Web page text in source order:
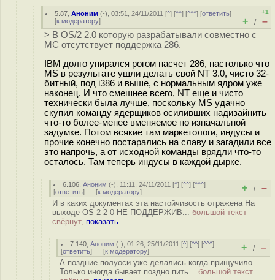
5.87 ,Аноним (-), 03:51, 24/11/2011 [^] [^^] [^^^] [ответить]
[к модератору]
+1
+ / –
> В OS/2 2.0 которую разрабатывали совместно с
МС отсутствует поддержка 286.
IBM долго упирался рогом насчет 286, настолько что
MS в результате ушли делать свой NT 3.0, чисто 32-
битный, под i386 и выше, с нормальным ядром уже
наконец. И что смешнее всего, NT еще и чисто
технически была лучше, поскольку MS удачно
скупил команду ядерщиков осиливших надизайнить
что-то более-менее вменяемое по изначальной
задумке. Потом всякие там маркетологи, индусы и
прочие конечно постарались на славу и загадили все
это напрочь, а от исходной команды врядли что-то
осталось. Там теперь индусы в каждой дырке.
6.106 ,Аноним (-), 11:11, 24/11/2011 [^] [^^] [^^^]
[ответить] [к модератору] + / –
И в каких документах эта настойчивость отражена На
выходе OS 2 2 0 НЕ ПОДДЕРЖИВ... большой текст
свёрнут, показать
7.140 ,Аноним (-), 01:26, 25/11/2011 [^] [^^] [^^^]
[ответить] [к модератору] + / –
А поздние полуоси уже делались когда прищучило
Только иногда бывает поздно пить... большой текст